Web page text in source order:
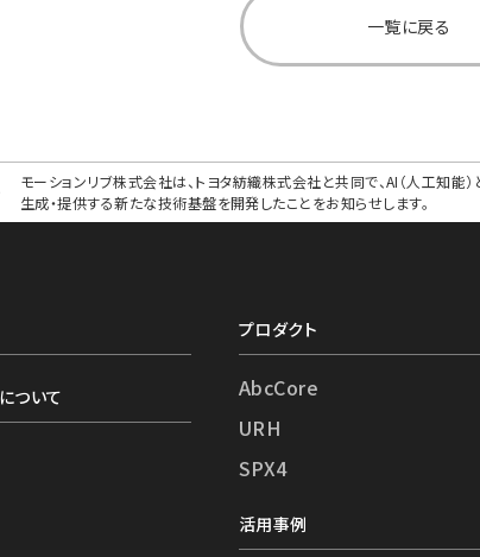
一覧に戻る
モーションリブ株式会社は、トヨタ紡織株式会社と共同で、AI（人工知
生成・提供する新たな技術基盤を開発したことをお知らせします。
ついて
プロダクト
AbcCore
URH
SPX4
活用事例